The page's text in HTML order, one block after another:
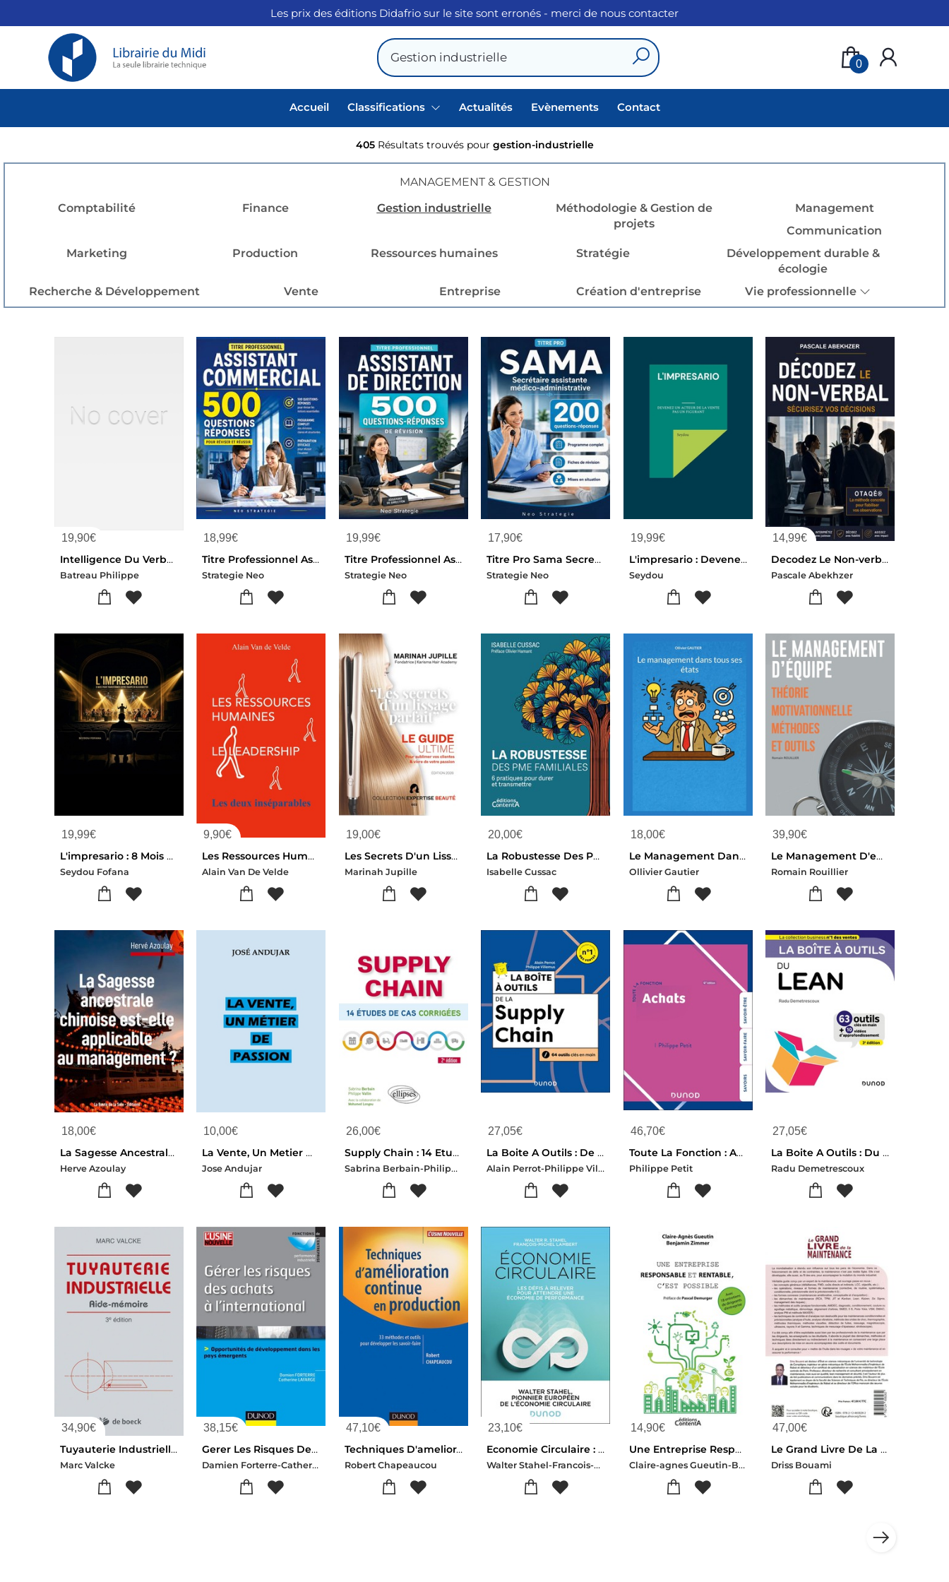
Les prix des éditions Didafrio sur le site sont erronés - merci de nous contacter
0
Accueil Classifications Actualités Evènements Contact
405 Résultats trouvés pour gestion-industrielle
MANAGEMENT & GESTION
Comptabilité
Finance Gestion industrielle
Méthodologie & Gestion de
projets
Management
Communication
Marketing
Production Ressources humaines Stratégie
Développement durable &
écologie
Recherche & Développement
Vente Entreprise Création d'entreprise Vie professionnelle
19,90€
Intelligence Du Verbe - De La Puissance Des Mots
Batreau Philippe
18,99€
Titre Professionnel Assistant Commercial - 500 Questions Reponses Et Fiches De Revision Essentielles
Strategie Neo
19,99€
Titre Professionnel Assistant De Direction - 500 Questions Reponses De Revision
Strategie Neo
17,90€
Titre Pro Sama Secretaire Assistante Medico-administrative - 200 Questions Reponses, Fiches De Revis
Strategie Neo
19,99€
L'impresario : Devenez Un Acteur De La Vente Pas Un Figurant
Seydou
14,99€
Decodez Le Non-verbal : Securisez Vos Decisions
Pascale Abekhzer
19,99€
L'impresario : 8 Mois Pour Transformer Votre Equipe En Blockbuster
Seydou Fofana
9,90€
Les Ressources Humaines - Le Leadership - Les Deux Inseparables
Alain Van De Velde
19,00€
Les Secrets D'un Lissage Parfait : Le Guide Ultime Pour Sublimer Vos Clientes Et Vivre De Votre Passion
Marinah Jupille
20,00€
La Robustesse Des Pme Familiales : 6 Pratiques Pour Durer Et Transmettre
Isabelle Cussac
18,00€
Le Management Dans Tous Ses Etats
Ollivier Gautier
39,90€
Le Management D'equipe : Theorie Motivationnelle Methodes Et Outils
Romain Rouillier
18,00€
La Sagesse Ancestrale Chinoise Est-elle Applicable Au Management ?
Herve Azoulay
10,00€
La Vente, Un Metier De Passion
Jose Andujar
26,00€
Supply Chain : 14 Etudes De Cas Corrigees (2e Edition)
Sabrina Berbain-Philippe Vallin
27,05€
La Boite A Outils : De La Supply Chain (3e Edition)
Alain Perrot-Philippe Villemus
46,70€
Toute La Fonction : Achats : Savoirs - Savoir-faire - Savoir-etre (4e Edition)
Philippe Petit
27,05€
La Boite A Outils : Du Lean (3e Edition)
Radu Demetrescoux
34,90€
Tuyauterie Industrielle : Aide-memoire
Marc Valcke
38,15€
Gerer Les Risques Des Achats A L'international
Damien Forterre-Catherine Lafarge
47,10€
Techniques D'amelioration Continue En Production - 33 Methodes Et Outils Pour Developper Les Savoir-
Robert Chapeaucou
23,10€
Economie Circulaire : Les Defis A Relever Pour Atteindre Une Economie De Performance
Walter Stahel-Francois-michel Lambert
14,90€
Une Entreprise Responsable Et Rentable, C'est Possible ; Avec 18 Entretiens De Dirigeants D'entreprise
Claire-agnes Gueutin-Benjamin Zimmer
47,00€
Le Grand Livre De La Maintenance : Concepts, Demarches, Methodes, Outils Et Techniques
Driss Bouami